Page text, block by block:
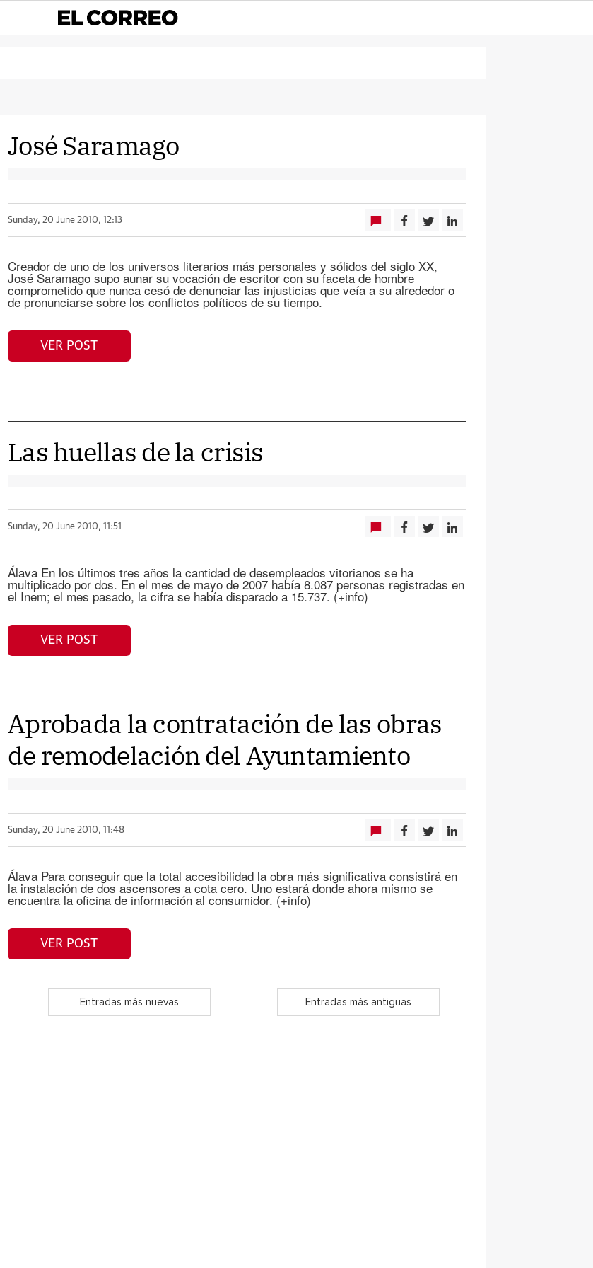
José Saramago
Sunday, 20 June 2010, 12:13
Creador de uno de los universos literarios más personales y sólidos del siglo XX,
José Saramago supo aunar su vocación de escritor con su faceta de hombre
comprometido que nunca cesó de denunciar las injusticias que veía a su alrededor o
de pronunciarse sobre los conflictos políticos de su tiempo.
VER POST
Las huellas de la crisis
Sunday, 20 June 2010, 11:51
Álava En los últimos tres años la cantidad de desempleados vitorianos se ha
multiplicado por dos. En el mes de mayo de 2007 había 8.087 personas registradas en
el Inem; el mes pasado, la cifra se había disparado a 15.737. (+info)
VER POST
Aprobada la contratación de las obras
de remodelación del Ayuntamiento
Sunday, 20 June 2010, 11:48
Álava Para conseguir que la total accesibilidad la obra más significativa consistirá en
la instalación de dos ascensores a cota cero. Uno estará donde ahora mismo se
encuentra la oficina de información al consumidor. (+info)
VER POST
Entradas más nuevas Entradas más antiguas